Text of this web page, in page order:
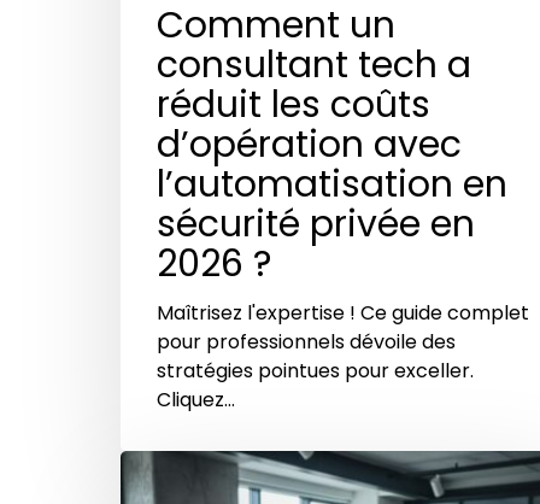
Comment un
consultant tech a
réduit les coûts
d’opération avec
l’automatisation en
sécurité privée en
2026 ?
Maîtrisez l'expertise ! Ce guide complet
pour professionnels dévoile des
stratégies pointues pour exceller.
Cliquez…
Maîtriser
la